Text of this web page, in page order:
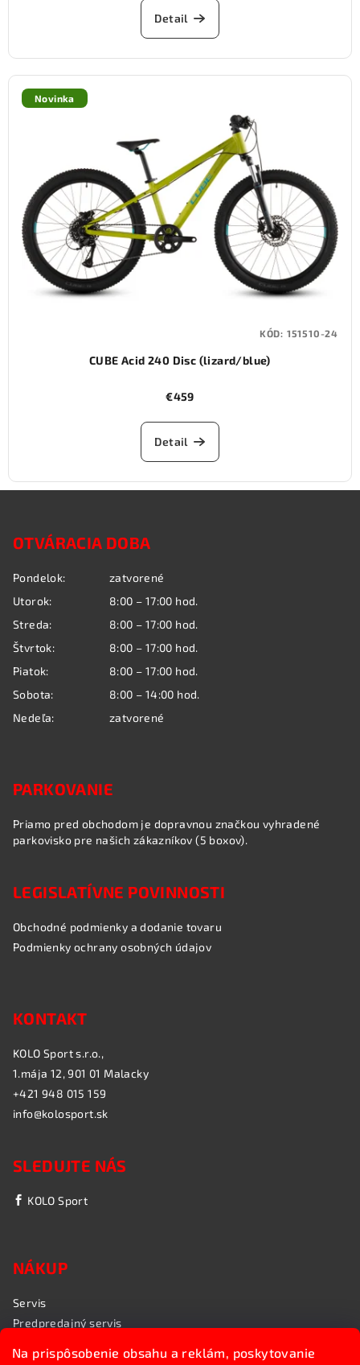
Na prispôsobenie obsahu a reklám, poskytovanie
Detail
Novinka
CUBE Acid 240 Disc (lizard/blue)
€459
Detail
KÓD: 151510-24
OTVÁRACIA DOBA
Pondelok:
zatvorené
Utorok:
8:00 – 17:00 hod.
Streda:
8:00 – 17:00 hod.
Štvrtok:
8:00 – 17:00 hod.
Piatok:
8:00 – 17:00 hod.
Sobota:
8:00 – 14:00 hod.
Nedeľa:
zatvorené
PARKOVANIE
Priamo pred obchodom je dopravnou značkou vyhradené
parkovisko pre našich zákazníkov (5 boxov).
LEGISLATÍVNE POVINNOSTI
Obchodné podmienky a dodanie tovaru
Podmienky ochrany osobných údajov
KONTAKT
KOLO Sport s.r.o.,
1.mája 12, 901 01 Malacky
+421 948 015 159
info@kolosport.sk
SLEDUJTE NÁS
KOLO Sport
NÁKUP
Servis
Predpredajný servis